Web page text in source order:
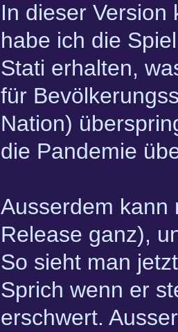
In dieser
habe ich die
Stati erhalten,
für
Nation)
die Pandemie
Ausserdem kann
Release ganz),
So sieht man
Sprich wenn er
erschwert.